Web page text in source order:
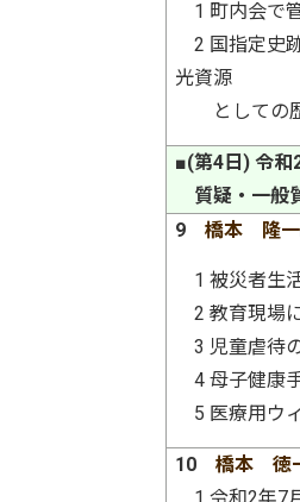
1 町内会で
2 国指定史
光資源
としての歴
■(第4日) 令和
質疑・一般
9橋本 隆一
1 被災者生
2 教育現場
3 児童虐待
4 母子健康
5 医療用ウ
10橋本 徳